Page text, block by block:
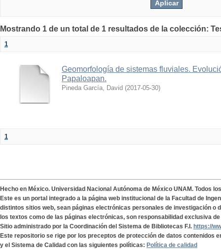
Mostrando 1 de un total de 1 resultados de la colección:
1
Geomorfología de sistemas fluviales.
Papaloapan.
Pineda García, David (2017-05-30)
1
Hecho en México. Universidad Nacional Autónoma de México UNAM. Todos
Este es un portal integrado a la página web institucional de la Facultad de
distintos sitios web, sean páginas electrónicas personales de investigación o
los textos como de las páginas electrónicas, son responsabilidad exclusiva
Sitio administrado por la Coordinación del Sistema de Bibliotecas F.I. https://
Este repositorio se rige por los preceptos de protección de datos contenidos
y el Sistema de Calidad con las siguientes políticas: Política de calidad